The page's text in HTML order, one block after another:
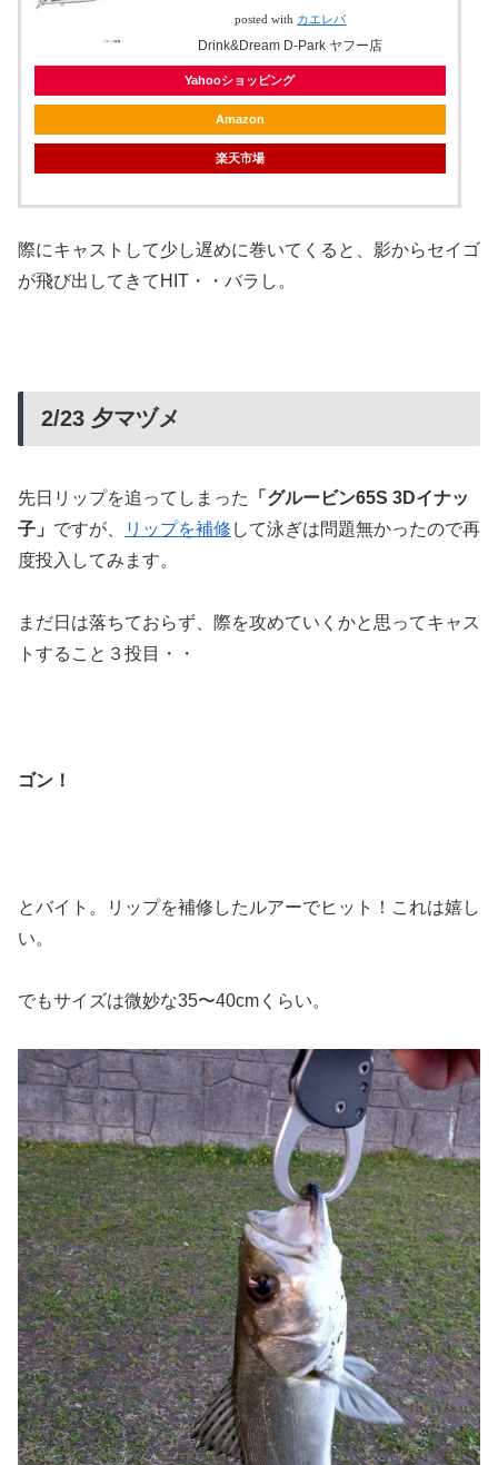
posted with カエレバ
Drink&Dream D-Park ヤフー店
Yahooショッピング
Amazon
楽天市場
際にキャストして少し遅めに巻いてくると、影からセイゴ
が飛び出してきてHIT・・バラし。
2/23 夕マヅメ
先日リップを追ってしまった
「グルービン65S 3Dイナッ
子」 ですが、 リップを補修 して泳ぎは問題無かったので再
度投入してみます。
まだ日は落ちておらず、際を攻めていくかと思ってキャス
トすること３投目・・
ゴン！
とバイト。リップを補修したルアーでヒット！これは嬉し
い。
でもサイズは微妙な35〜40cmくらい。